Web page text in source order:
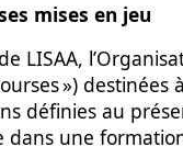
mises en jeu
LISAA,
»)
définies au
une